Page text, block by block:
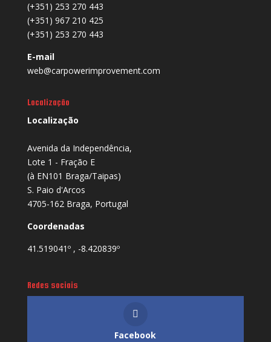
(+351) 253 270 443
(+351) 967 210 425
(+351) 253 270 443
E-mail
web@carpowerimprovement.com
Localização
Localização
Avenida da Independência,
Lote 1 - Fração E
(à EN101 Braga/Taipas)
S. Paio d'Arcos
4705-162 Braga, Portugal
Coordenadas
41.519041º , -8.420839º
Redes sociais
Facebook